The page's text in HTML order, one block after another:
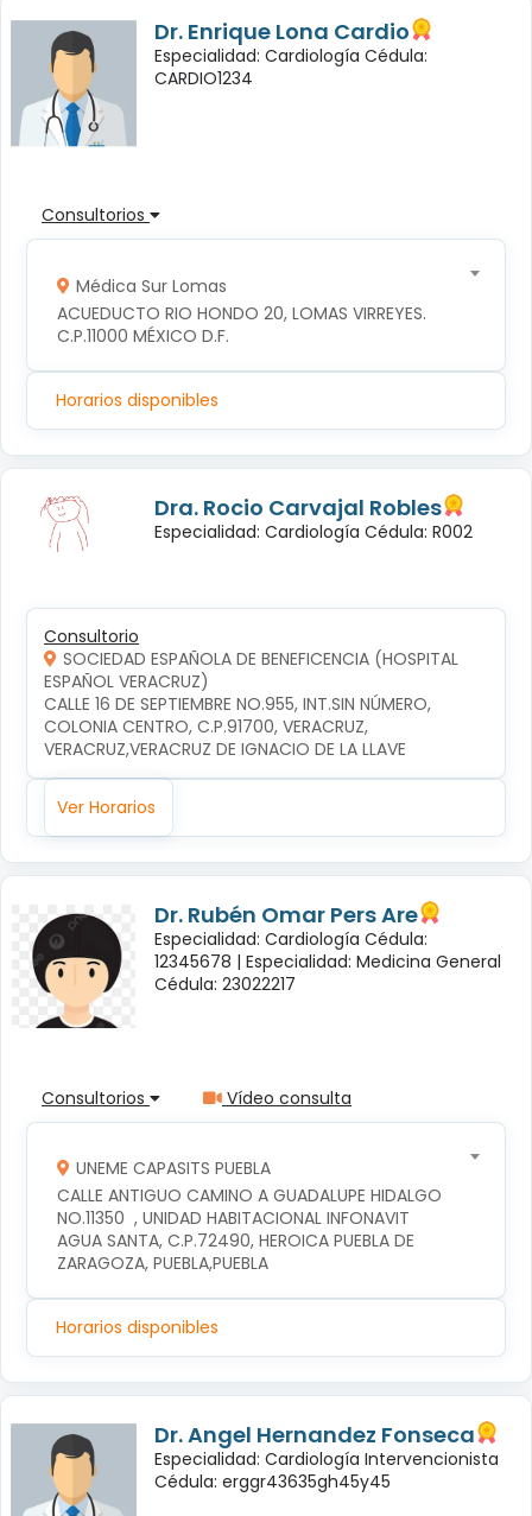
Dr. Enrique Lona Cardio
Especialidad: Cardiología Cédula:
CARDIO1234
Consultorios
Médica Sur Lomas
ACUEDUCTO RIO HONDO 20, LOMAS VIRREYES.
C.P.11000 MÉXICO D.F.
Horarios disponibles
Dra. Rocio Carvajal Robles
Especialidad: Cardiología Cédula: R002
Consultorio
SOCIEDAD ESPAÑOLA DE BENEFICENCIA (HOSPITAL
ESPAÑOL VERACRUZ)
CALLE 16 DE SEPTIEMBRE NO.955, INT.SIN NÚMERO,
COLONIA CENTRO, C.P.91700, VERACRUZ,
VERACRUZ,VERACRUZ DE IGNACIO DE LA LLAVE
Ver Horarios
Dr. Rubén Omar Pers Are
Especialidad: Cardiología Cédula:
12345678 | Especialidad: Medicina General
Cédula: 23022217
Consultorios Vídeo consulta
UNEME CAPASITS PUEBLA
CALLE ANTIGUO CAMINO A GUADALUPE HIDALGO
NO.11350  , UNIDAD HABITACIONAL INFONAVIT
AGUA SANTA, C.P.72490, HEROICA PUEBLA DE
ZARAGOZA, PUEBLA,PUEBLA
Horarios disponibles
Dr. Angel Hernandez Fonseca
Especialidad: Cardiología Intervencionista
Cédula: erggr43635gh45y45